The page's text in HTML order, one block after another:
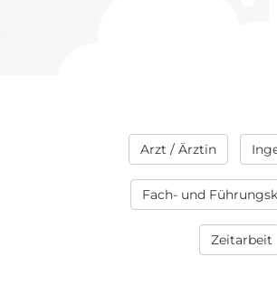
Arzt / Ärztin
Fach- und
Zeitarbeit